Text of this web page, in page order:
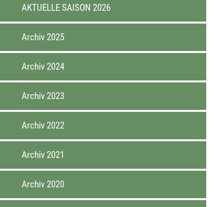
AKTUELLE SAISON 2026
Archiv 2025
Archiv 2024
Archiv 2023
Archiv 2022
Archiv 2021
Archiv 2020